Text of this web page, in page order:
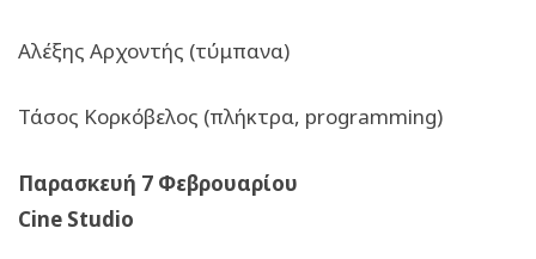
Αλέξης Αρχοντής (τύμπανα)
Τάσος Κορκόβελος (πλήκτρα, programming)
Παρασκευή 7 Φεβρουαρίου
Cine Studio